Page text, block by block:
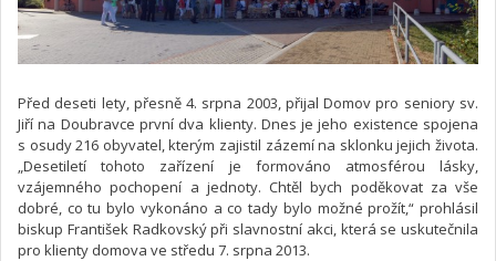
Před deseti lety, přesně 4. srpna 2003, přijal Domov pro seniory sv.
Jiří na Doubravce první dva klienty. Dnes je jeho existence spojena
s osudy 216 obyvatel, kterým zajistil zázemí na sklonku jejich života.
„Desetiletí tohoto zařízení je formováno atmosférou lásky,
vzájemného pochopení a jednoty. Chtěl bych poděkovat za vše
dobré, co tu bylo vykonáno a co tady bylo možné prožít,“ prohlásil
biskup František Radkovský při slavnostní akci, která se uskutečnila
pro klienty domova ve středu 7. srpna 2013.